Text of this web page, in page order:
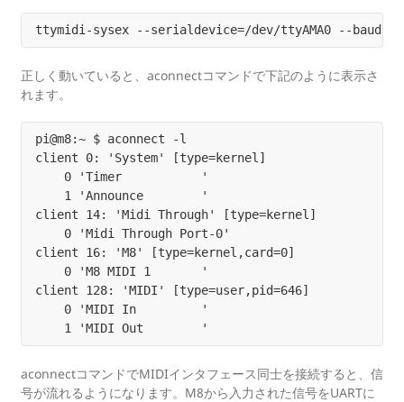
正しく動いていると、aconnectコマンドで下記のように表示さ
れます。
pi@m8:~ $ aconnect -l
client 0: 'System' [type=kernel]
    0 'Timer           '
    1 'Announce        '
client 14: 'Midi Through' [type=kernel]
    0 'Midi Through Port-0'
client 16: 'M8' [type=kernel,card=0]
    0 'M8 MIDI 1       '
client 128: 'MIDI' [type=user,pid=646]
    0 'MIDI In         '
aconnectコマンドでMIDIインタフェース同士を接続すると、信
号が流れるようになります。M8から入力された信号をUARTに